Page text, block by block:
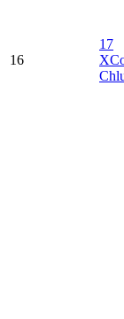
16
17
X